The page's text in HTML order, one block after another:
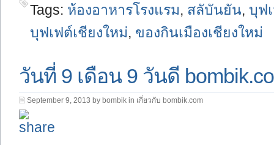
Tags: ห้องอาหารโรงแรม, สลับันยัน, บุฟ
บุฟเฟต์เชียงใหม่, ของกินเมืองเชียงใหม่
วันที่ 9 เดือน 9 วันดี
September 9, 2013 by bombik in เกี่ยวกับ bombik.com